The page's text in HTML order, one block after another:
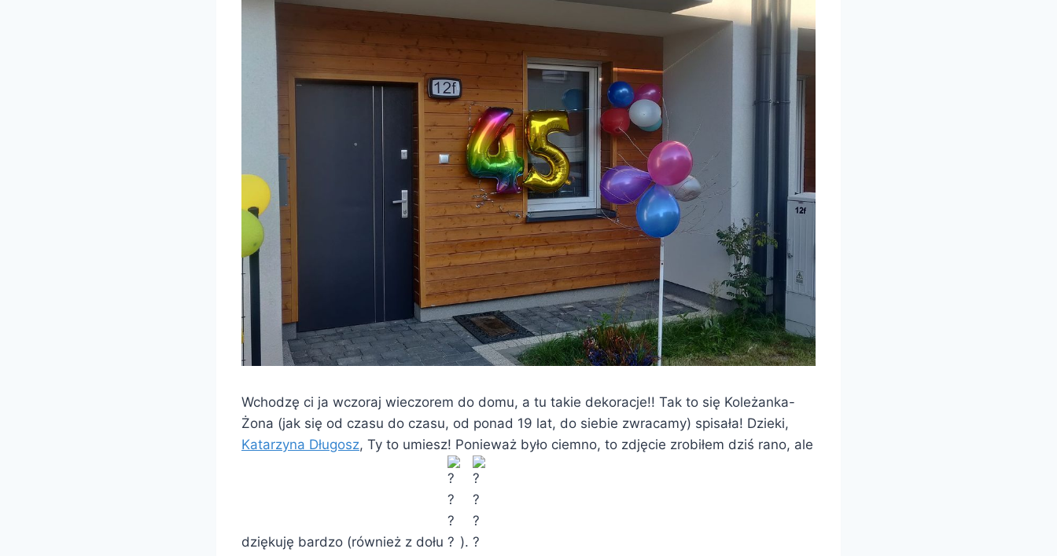
Wchodzę ci ja wczoraj wieczorem do domu, a tu takie dekoracje!! Tak to się Koleżanka-
Żona (jak się od czasu do czasu, od ponad 19 lat, do siebie zwracamy) spisała! Dzieki,
Katarzyna Długosz, Ty to umiesz! Ponieważ było ciemno, to zdjęcie zrobiłem dziś rano, ale
dziękuję bardzo (również z dołu ).